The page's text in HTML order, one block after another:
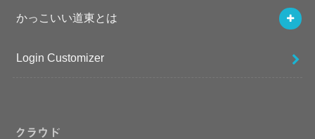
かっこいい道東とは
Login Customizer
クラウド